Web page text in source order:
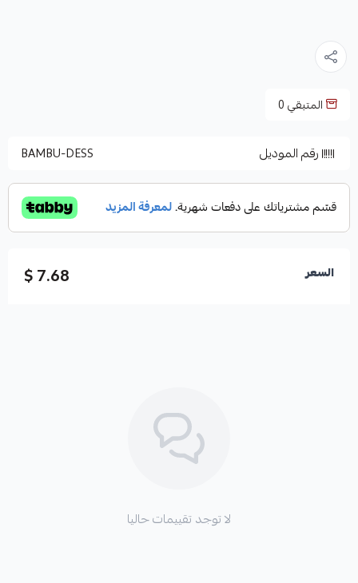
المتبقي0
رقم الموديل BAMBU-DESS
السعر 7.68 $
لا توجد تقييمات حاليا